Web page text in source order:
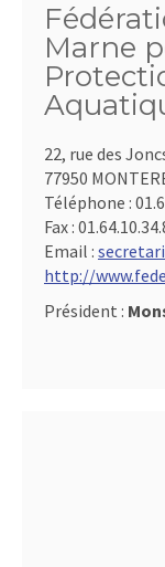
Marne
22, rue des
77950
Téléphone :
Fax :
Email :
http://
Président :